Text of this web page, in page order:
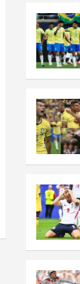
b
o
o
k